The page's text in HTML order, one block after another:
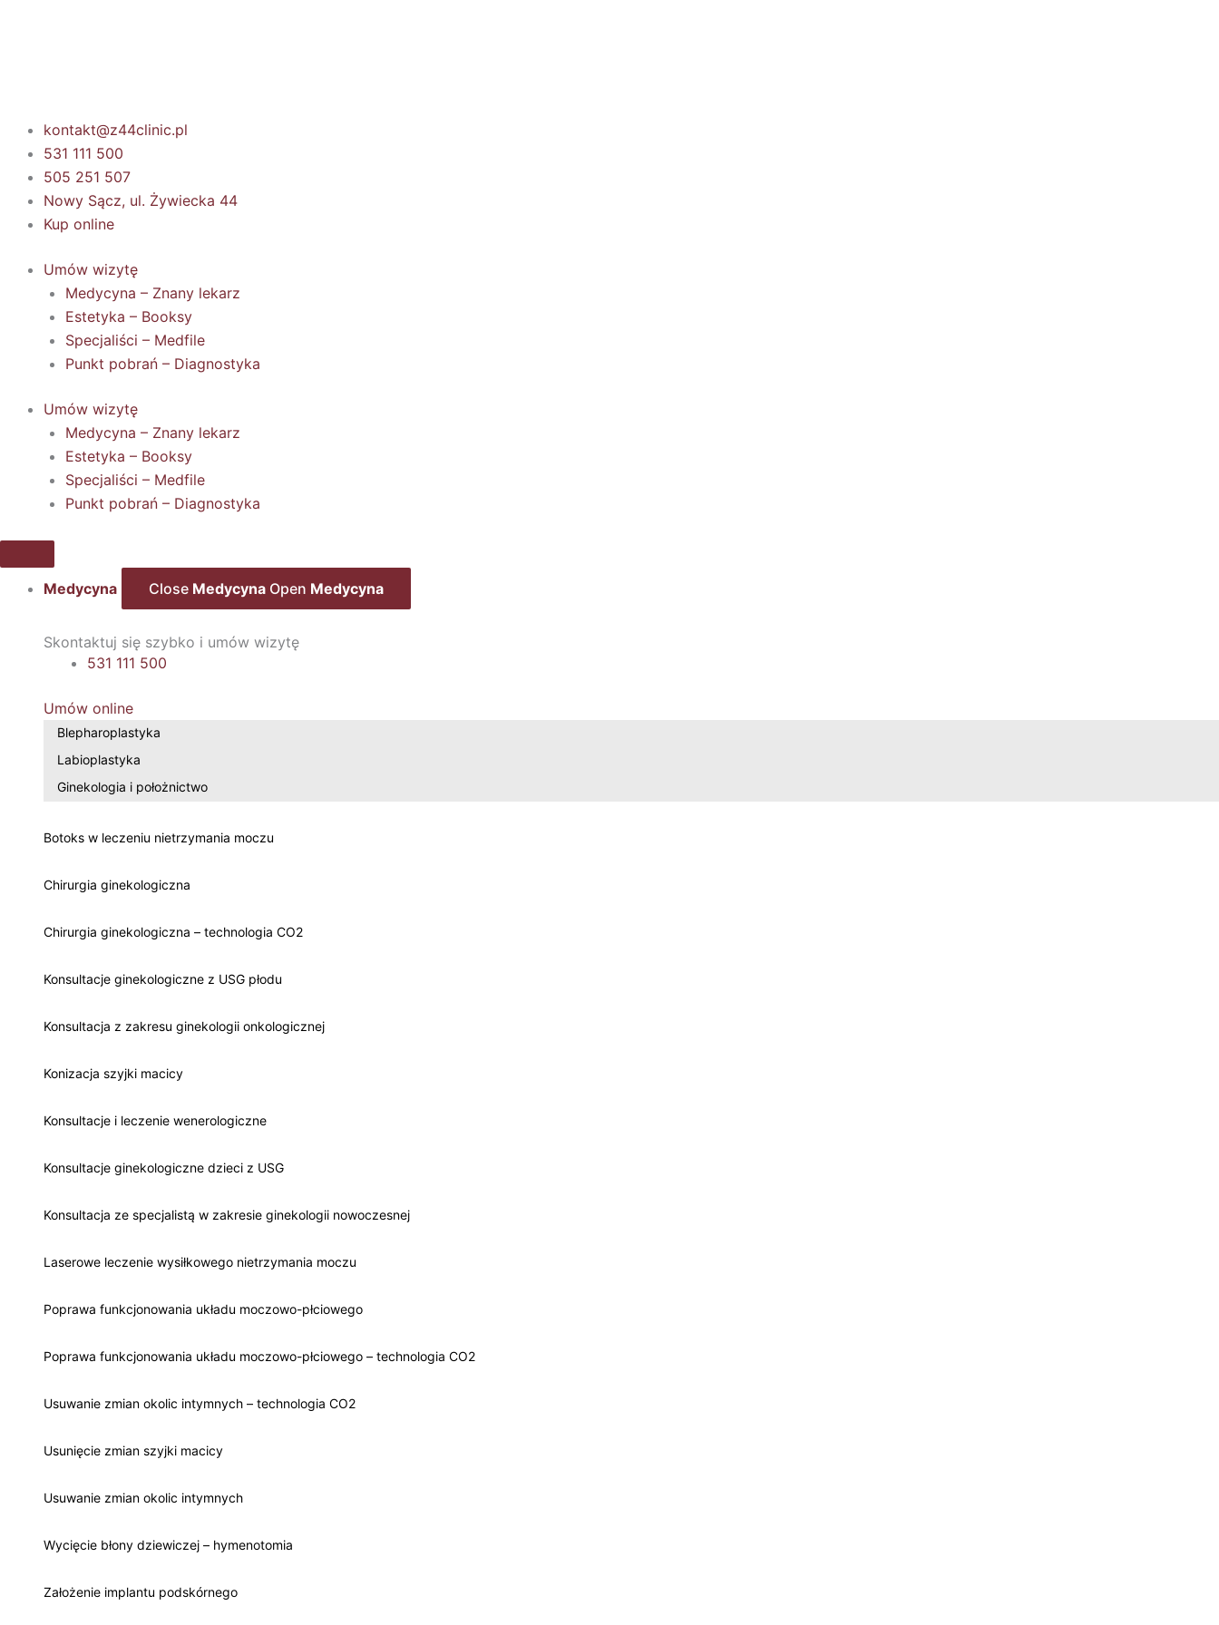
kontakt@z44clinic.pl
531 111 500
505 251 507
Nowy Sącz, ul. Żywiecka 44
Kup online
Umów wizytę
Medycyna – Znany lekarz
Estetyka – Booksy
Specjaliści – Medfile
Punkt pobrań – Diagnostyka
Umów wizytę
Medycyna – Znany lekarz
Estetyka – Booksy
Specjaliści – Medfile
Punkt pobrań – Diagnostyka
Medycyna Close Medycyna Open Medycyna
Skontaktuj się szybko i umów wizytę
531 111 500
Umów online
Blepharoplastyka
Labioplastyka
Ginekologia i położnictwo
Botoks w leczeniu nietrzymania moczu
Chirurgia ginekologiczna
Chirurgia ginekologiczna – technologia CO2
Konsultacje ginekologiczne z USG płodu
Konsultacja z zakresu ginekologii onkologicznej
Konizacja szyjki macicy
Konsultacje i leczenie wenerologiczne
Konsultacje ginekologiczne dzieci z USG
Konsultacja ze specjalistą w zakresie ginekologii nowoczesnej
Laserowe leczenie wysiłkowego nietrzymania moczu
Poprawa funkcjonowania układu moczowo-płciowego
Poprawa funkcjonowania układu moczowo-płciowego – technologia CO2
Usuwanie zmian okolic intymnych – technologia CO2
Usunięcie zmian szyjki macicy
Usuwanie zmian okolic intymnych
Wycięcie błony dziewiczej – hymenotomia
Założenie implantu podskórnego